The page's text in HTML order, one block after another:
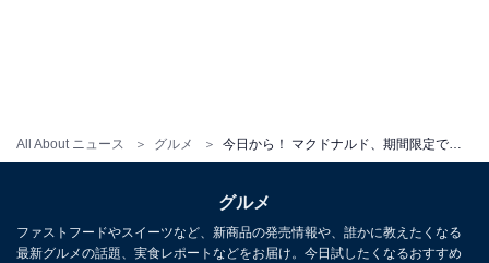
All About ニュース グルメ
グルメ
ファストフードやスイーツなど、新商品の発売情報や、誰かに教えたくなる
最新グルメの話題、実食レポートなどをお届け。今日試したくなるおすすめ